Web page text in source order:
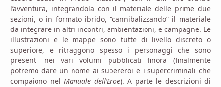
l’avventura, integrandola con il materiale delle prime due
sezioni, o in formato ibrido, “cannibalizzando” il materiale
da integrare in altri incontri, ambientazioni, e campagne. Le
illustrazioni e le mappe sono tutte di livello discreto o
superiore, e ritraggono spesso i personaggi che sono
presenti nei vari volumi pubblicati finora (finalmente
potremo dare un nome ai supereroi e i supercriminali che
compaiono nel Manuale dell’Eroe). A parte le descrizioni di